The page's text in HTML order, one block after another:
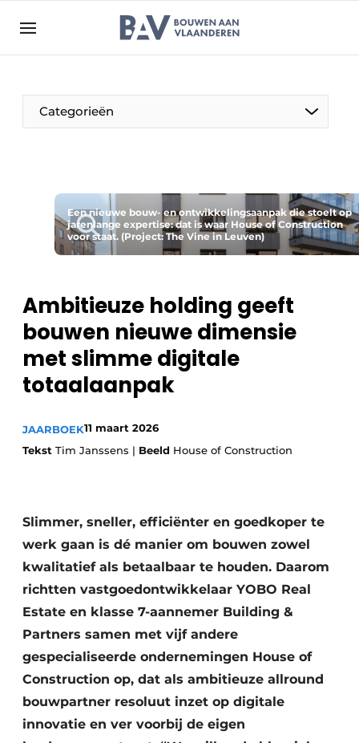
Bedrijven
Bouwen aan Vlaanderen | Platform voor de bouw
Evenement aanmelden
Jaarboek
Nieuwsbrief
Privacy / Cookie statement
Vacature aanmelden
Video’s
Aanmelden
Bedrijven
Contact
Categorieën
Beton & Staalbouw
Evenementen
Houtbouw
HVAC
Interieurarchitectuur
Keukens
Een nieuwe bouw- en ontwikkelingsaanpak die stoelt op
jarenlange expertise: dat is waar House of Construction
voor staat. (Project: The Vine in Leuven)
Ambitieuze holding geeft
bouwen nieuwe dimensie
met slimme digitale
totaalaanpak
JAARBOEK11 maart 2026
Tekst Tim Janssens | Beeld House of Construction
Slimmer, sneller, efficiënter en goedkoper te
werk gaan is dé manier om bouwen zowel
kwalitatief als betaalbaar te houden. Daarom
richtten vastgoedontwikkelaar YOBO Real
Estate en klasse 7-aannemer Building &
Partners samen met vijf andere
gespecialiseerde ondernemingen House of
Construction op, dat als ambitieuze allround
bouwpartner resoluut inzet op digitale
innovatie en ver voorbij de eigen